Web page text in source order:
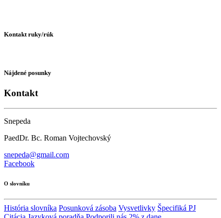
Kontakt ruky/rúk
Nájdené posunky
Kontakt
Snepeda
PaedDr. Bc. Roman Vojtechovský
snepeda@gmail.com
Facebook
O slovníku
História slovníka Posunková zásoba Vysvetlivky Špecifiká PJ